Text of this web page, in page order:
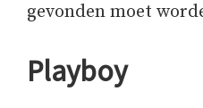
gevonden moet
Playboy